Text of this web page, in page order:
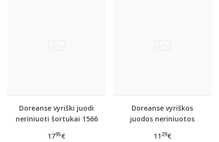
Doreanse vyriški juodi
neriniuoti šortukai 1566
1795€
Doreanse vyriškos
juodos neriniuotos
11 29€